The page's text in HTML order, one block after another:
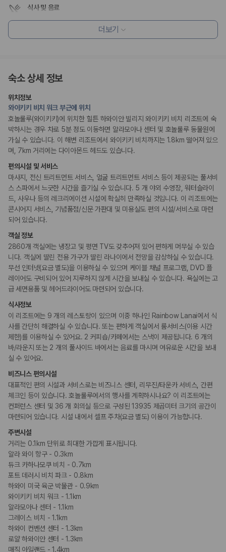
완전자차:보상 한도 내에서 면책금 부담이 줄어드는 보험 조건입니
슈퍼자차:더 높은 보장 조건을 원하는 사용자에게 적합합니다.
격비교 플랫폼입니다.
누적 이용 고객수
20,871,562명
사용자 리뷰
175,206건
예약 가능 차량
67,123대
전국 렌트카 지점
1,829 개
제주렌트카 가격비교 자주 묻는 질문
Q. 제주렌트카 가격비교는 카모아에서 어떻게 하나요?
A. 대여일, 반납일, 인수 지역을 선택하면 제주도 렌트카 업체별 가격, 차종,
보험 조건, 예약 가능 차량을 한 번에 비교할 수 있습니다.
Q. 제주 렌트카 최저가는 무엇을 기준으로 비교해야 하나요?
Q. 제주공항 근처 렌트카도 비교할 수 있나요?
Q. 제주 렌트카 가격비교 시 보험도 함께 비교할 수 있나요?
Q. 가족 여행에는 어떤 제주 렌트카를 비교해야 하나요?
제주렌트카 가격비교 주요 링크
제주도 렌트카 실시간 최저가 가격비교
제주 렌트카 예약
국내 렌트카 가격비교
해외 렌트카 가격비교
카모아 사이트맵
식사 및 음료
ATM/은행업무
엘리베이터
피크닉 공간
정원
리셉션 서비스
주차 대행
드라이클리닝/세탁서비스
콘시어지 서비스
간편 체크인/체크아웃
포터/벨보이
리무진 또는 타운카 서비스 이용가능
다국어 구사 가능 직원
웰빙 및 피트니스
사우나/스파
액티비티
골프시설
윈드서핑
자전거 대여
수영장
워터파크
스노쿨링
요가/필라테스
키즈
어린이 수영장
비즈니스
비즈니스 센터
컨퍼런스 센터
회의공간
연회장
장애인 편의시설
휠체어로 이용가능한 주차장
휠체어 이용 가능 화장실
휠체어로 이용 가능
흡연 시설
지정 흡연 구역
더보기
숙소 상세 정보
위치정보
와이키키 비치 워크 부근에 위치
호놀룰루(와이키키)에 위치한 힐튼 하와이안 빌리지 와이키키 비치 리조트에 숙
박하시는 경우 차로 5분 정도 이동하면 알라모아나 센터 및 호놀룰루 동물원에
가실 수 있습니다. 이 해변 리조트에서 와이키키 비치까지는 1.8km 떨어져 있으
며, 7km 거리에는 다이아몬드 헤드도 있습니다.
편의시설 및 서비스
마사지, 전신 트리트먼트 서비스, 얼굴 트리트먼트 서비스 등이 제공되는 풀서비
스 스파에서 느긋한 시간을 즐기실 수 있습니다. 5 개 야외 수영장, 워터슬라이
드, 사우나 등의 레크리에이션 시설에 확실히 만족하실 것입니다. 이 리조트에는
콘시어지 서비스, 기념품점/신문 가판대 및 미용실도 편의 시설/서비스로 마련
되어 있습니다.
객실 정보
2860개 객실에는 냉장고 및 평면 TV도 갖추어져 있어 편하게 머무실 수 있습
니다. 객실에 딸린 전용 가구가 딸린 라나이에서 전망을 감상하실 수 있습니다.
무선 인터넷(요금 별도)을 이용하실 수 있으며 케이블 채널 프로그램, DVD 플
레이어도 구비되어 있어 지루하지 않게 시간을 보내실 수 있습니다. 욕실에는 고
급 세면용품 및 헤어드라이어도 마련되어 있습니다.
식사정보
이 리조트에는 9 개의 레스토랑이 있으며 이중 하나인 Rainbow Lanai에서 식
사를 간단히 해결하실 수 있습니다. 또는 편하게 객실에서 룸서비스(이용 시간
제한)를 이용하실 수 있어요. 2 커피숍/카페에서는 스낵이 제공됩니다. 6 개의
바/라운지 또는 2 개의 풀사이드 바에서는 음료를 마시며 여유로운 시간을 보내
실 수 있어요.
비즈니스 편의시설
대표적인 편의 시설과 서비스로는 비즈니스 센터, 리무진/타운카 서비스, 간편
체크인 등이 있습니다. 호놀룰루에서의 행사를 계획하시나요? 이 리조트에는
컨퍼런스 센터 및 36 개 회의실 등으로 구성된 13935 제곱미터 크기의 공간이
마련되어 있습니다. 시설 내에서 셀프 주차(요금 별도) 이용이 가능합니다.
주변시설
거리는 0.1km 단위로 최대한 가깝게 표시됩니다.
알라 와이 항구 - 0.3km
듀크 카하나모쿠 비치 - 0.7km
포트 데러시 비치 파크 - 0.8km
하와이 미국 육군 박물관 - 0.9km
와이키키 비치 워크 - 1.1km
알라모아나 센터 - 1.1km
그레이스 비치 - 1.1km
하와이 컨벤션 센터 - 1.3km
로얄 하와이안 센터 - 1.3km
매직 아일랜드 - 1.4km